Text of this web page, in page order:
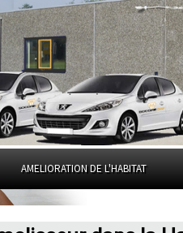
AMELIORATION DE L'HABITAT